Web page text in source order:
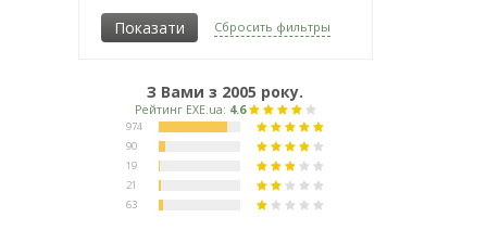
1 Тб
1,5 Тб
4 Тб
5 Тб
6 Тб
8 Тб
10 Тб
Сбросить фильтры
З Вами з 2005 року.